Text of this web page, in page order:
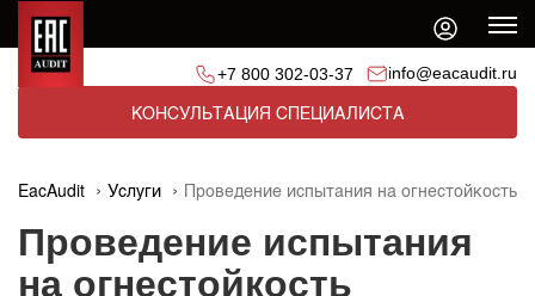
+7 800 302-03-37 info@eacaudit.ru
КОНСУЛЬТАЦИЯ СПЕЦИАЛИСТА
EacAudit Услуги Проведение испытания на огнестойкость
Проведение испытания
на огнестойкость